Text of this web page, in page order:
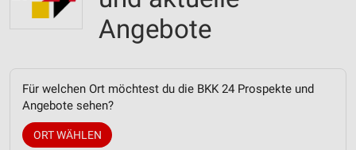
Angebote
Für welchen Ort möchtest du die BKK 24 Prospekte und
Angebote sehen?
ORT WÄHLEN